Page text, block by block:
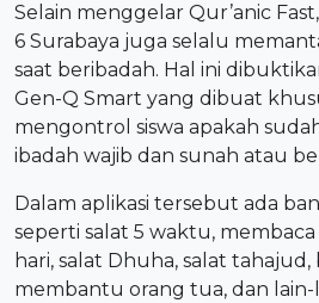
Selain menggelar Qur’anic
6 Surabaya juga selalu
saat beribadah. Hal ini
Gen-Q Smart yang dibuat
mengontrol siswa apakah
ibadah wajib dan sunah atau
Dalam aplikasi tersebut ada
seperti salat 5 waktu, membaca
hari, salat Dhuha, salat tahajud,
membantu orang tua, dan lain-